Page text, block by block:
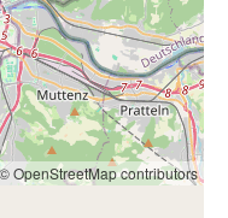
© OpenStreetMap contributors